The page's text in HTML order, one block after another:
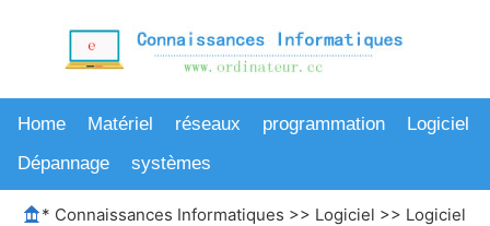
Home Matériel réseaux programmation
Logiciel
Dépannage
systèmes
* Connaissances Informatiques >> Logiciel >> Logiciel